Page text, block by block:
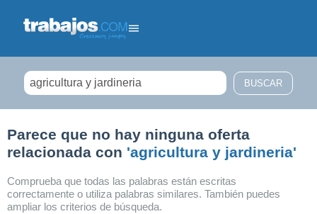
Parece que no hay ninguna oferta
relacionada con 'agricultura y jardineria'
Comprueba que todas las palabras están escritas
correctamente o utiliza palabras similares. También puedes
ampliar los criterios de búsqueda.